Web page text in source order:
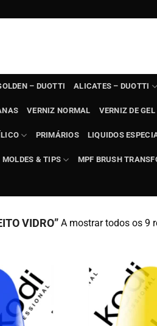
– DUOTTI ALICATES – DUOTTI
VERNIZ NORMAL VERNIZ DE
PRIMÁRIOS LIQUIDOS
MOLDES & TIPS MPF BRUSH
VIDRO” A mostrar todos os 9